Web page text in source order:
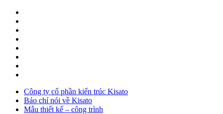
Công ty cổ phần kiến trúc Kisato
Báo chí nói về Kisato
Mẫu thiết kế – công trình